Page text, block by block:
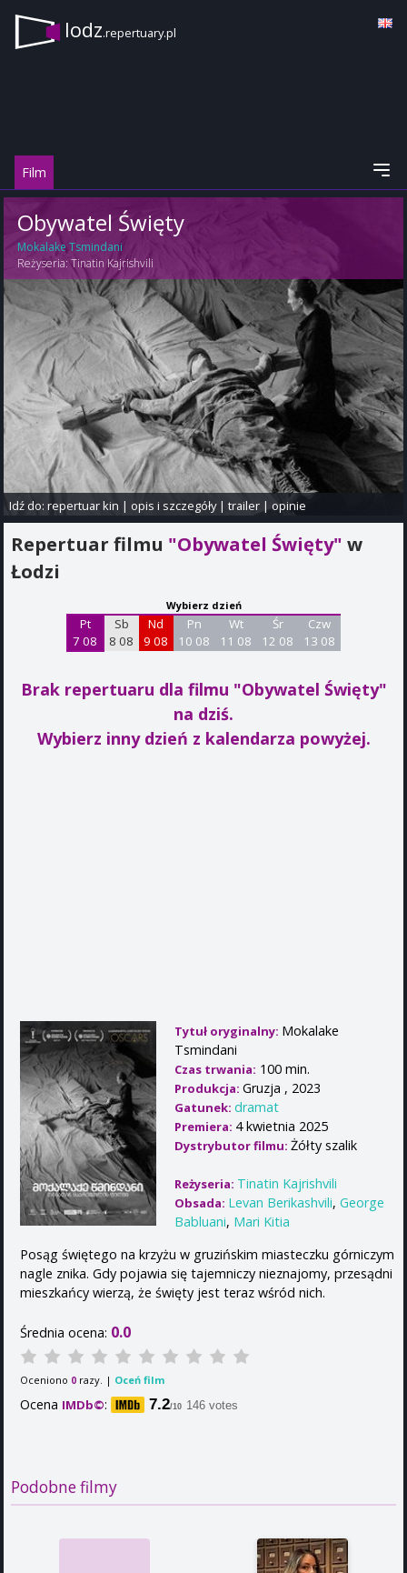
lodz.repertuary.pl
Film
Obywatel Święty
Mokalake Tsmindani
Reżyseria: Tinatin Kajrishvili
Idź do:repertuar kin |opis i szczegóły|trailer |opinie
Repertuar filmu "Obywatel Święty" w
Łodzi
Wybierz dzień
Pt
7 08
Sb
8 08
Nd
9 08
Pn
10 08
Wt
11 08
Śr
12 08
Czw
13 08
Brak repertuaru dla filmu "Obywatel Święty"
na dziś.
Wybierz inny dzień z kalendarza powyżej.
Tytuł oryginalny: Mokalake
Tsmindani
Czas trwania: 100 min.
Produkcja: Gruzja , 2023
Gatunek: dramat
Premiera: 4 kwietnia 2025
Dystrybutor filmu: Żółty szalik
Reżyseria: Tinatin Kajrishvili
Obsada: Levan Berikashvili, George
Babluani, Mari Kitia
Posąg świętego na krzyżu w gruzińskim miasteczku górniczym
nagle znika. Gdy pojawia się tajemniczy nieznajomy, przesądni
mieszkańcy wierzą, że święty jest teraz wśród nich.
Średnia ocena: 0.0
Oceniono 0 razy. | Oceń film
Ocena IMDb©: 7.2/10 146 votes
Podobne filmy